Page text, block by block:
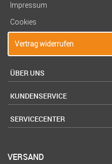
Impressum
Cookies
Vertrag widerrufen
ÜBER UNS
KUNDENSERVICE
SERVICECENTER
VERSAND